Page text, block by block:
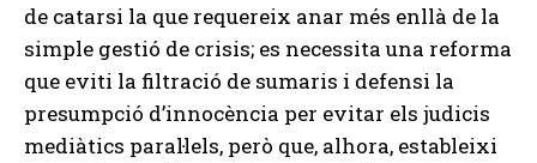
de catarsi la que requereix anar més enllà de la
simple gestió de crisis; es necessita una reforma
que eviti la filtració de sumaris i defensi la
presumpció d’innocència per evitar els judicis
mediàtics paral·lels, però que, alhora, estableixi